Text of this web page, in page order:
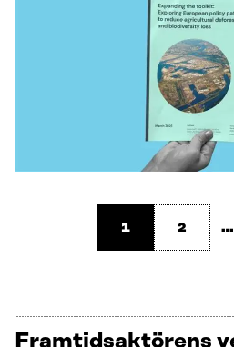
1 2 …
Framtids­aktörens